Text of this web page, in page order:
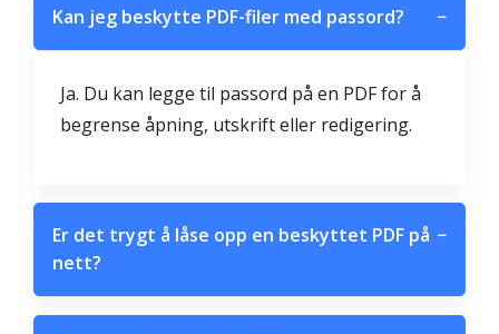
Kan jeg beskytte PDF-filer med passord? −
Ja. Du kan legge til passord på en PDF for å
begrense åpning, utskrift eller redigering.
Er det trygt å låse opp en beskyttet PDF på
nett?
−